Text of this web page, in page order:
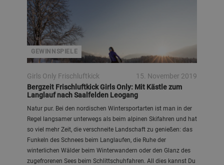
GEWINNSPIELE
Girls Only Frischluftkick
15. November 2019
Bergzeit Frischluftkick Girls Only: Mit Kästle zum
Langlauf nach Saalfelden Leogang
Natur pur. Bei den nordischen Wintersportarten ist man in der
Regel langsamer unterwegs als beim alpinen Skifahren und hat
so viel mehr Zeit, die verschneite Landschaft zu genießen: das
Funkeln des Schnees beim Langlaufen, die Ruhe der
winterlichen Wälder beim Winterwandern oder den Glanz des
zugefrorenen Sees beim Schlittschuhfahren. All dies kannst Du